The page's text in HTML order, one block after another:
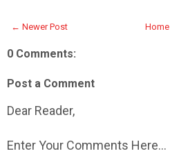
← Newer Post Home
0 Comments:
Post a Comment
Dear Reader,
Enter Your Comments Here...